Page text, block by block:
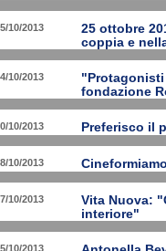
10/2013
25 ottobre
coppia e
10/2013
fondazione
10/2013 Preferisco il
10/2013
10/2013
Vita Nuova:
interiore"
10/2013